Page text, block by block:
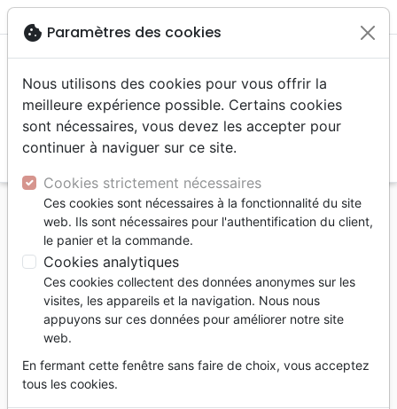
menu
Accueil Livres Etude de la Bible
Commentaires
JEREMIE, TEMOIN DE DIEU EN UN TEMPS DE
CRISE
Jérémie,
Témoin de Dieu en un temps de crise
David Day
Référence231-116 EAN9782853310437
Grâce et Vérité
cookie Paramètres des cookies
Nous utilisons des cookies pour vous offrir la
meilleure expérience possible. Certains cookies
sont nécessaires, vous devez les accepter pour
continuer à naviguer sur ce site.
Cookies strictement nécessaires
Ces cookies sont nécessaires à la fonctionnalité du site
web. Ils sont nécessaires pour l'authentification du client,
le panier et la commande.
Cookies analytiques
Ces cookies collectent des données anonymes sur les
visites, les appareils et la navigation. Nous nous
appuyons sur ces données pour améliorer notre site
web.
En fermant cette fenêtre sans faire de choix, vous acceptez
tous les cookies.